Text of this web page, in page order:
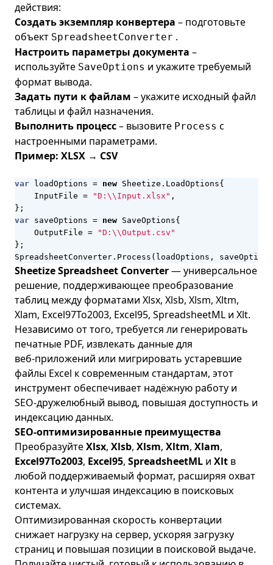
действия:
Создать экземпляр конвертера – подготовьте
объект SpreadsheetConverter .
Настроить параметры документа –
используйте SaveOptions и укажите требуемый
формат вывода.
Задать пути к файлам – укажите исходный файл
таблицы и файл назначения.
Выполнить процесс– вызовите Process с
настроенными параметрами.
Пример: XLSX → CSV
var loadOptions = new Sheetize . LoadOptions{
InputFile = "D:\\Input.xlsx" ,
};
var saveOptions = new SaveOptions{
OutputFile =
"D:\\Output.csv"
};
SpreadsheetConverter . Process ( loadOptions , saveOptions
Sheetize Spreadsheet Converter— универсальное
решение, поддерживающее преобразование
таблиц между форматами Xlsx, Xlsb, Xlsm, Xltm,
Xlam, Excel97To2003, Excel95, SpreadsheetML и Xlt.
Независимо от того, требуется ли генерировать
печатные PDF, извлекать данные для
веб‑приложений или мигрировать устаревшие
файлы Excel к современным стандартам, этот
инструмент обеспечивает надёжную работу и
SEO‑дружелюбный вывод, повышая доступность и
индексацию данных.
SEO‑оптимизированные преимущества
ПреобразуйтеXlsx, Xlsb, Xlsm, Xltm, Xlam,
Excel97To2003, Excel95, SpreadsheetML и Xlt в
любой поддерживаемый формат, расширяя охват
контента и улучшая индексацию в поисковых
системах.
Оптимизированная скорость конвертации
снижает нагрузку на сервер, ускоряя загрузку
страниц и повышая позиции в поисковой выдаче.